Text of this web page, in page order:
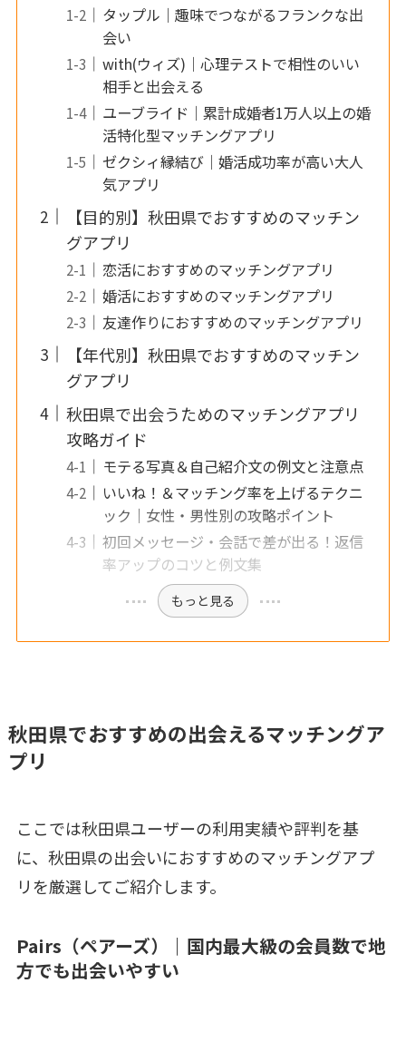
タップル｜趣味でつながるフランクな出
会い
with(ウィズ)｜心理テストで相性のいい
相手と出会える
ユーブライド｜累計成婚者1万人以上の婚
活特化型マッチングアプリ
ゼクシィ縁結び｜婚活成功率が高い大人
気アプリ
【目的別】秋田県でおすすめのマッチン
グアプリ
恋活におすすめのマッチングアプリ
婚活におすすめのマッチングアプリ
友達作りにおすすめのマッチングアプリ
【年代別】秋田県でおすすめのマッチン
グアプリ
秋田県で出会うためのマッチングアプリ
攻略ガイド
モテる写真＆自己紹介文の例文と注意点
いいね！＆マッチング率を上げるテクニ
ック｜女性・男性別の攻略ポイント
初回メッセージ・会話で差が出る！返信
率アップのコツと例文集
もっと見る
秋田県でおすすめの出会えるマッチングア
プリ
ここでは秋田県ユーザーの利用実績や評判を基
に、秋田県の出会いにおすすめのマッチングアプ
リを厳選してご紹介します。
Pairs（ペアーズ）｜国内最大級の会員数で地
方でも出会いやすい